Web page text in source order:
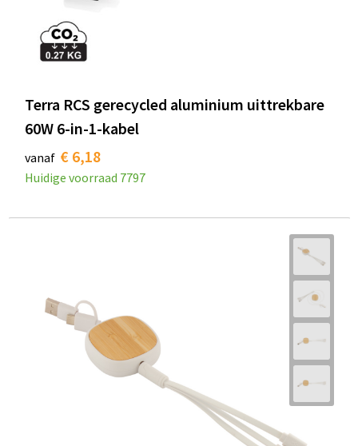
Terra RCS gerecycled aluminium uittrekbare
60W 6-in-1-kabel
vanaf € 6,18
Huidige voorraad 7797